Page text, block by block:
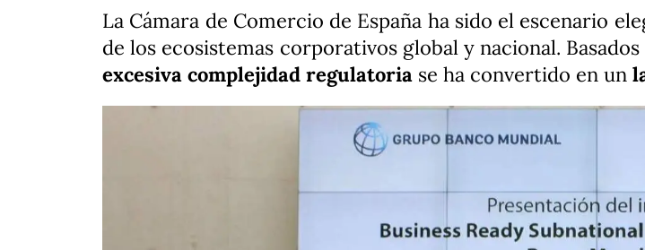
La Cámara de Comercio de España ha sido el escenario
de los ecosistemas corporativos global y nacional.
excesiva complejidad regulatoria se ha convertido en un